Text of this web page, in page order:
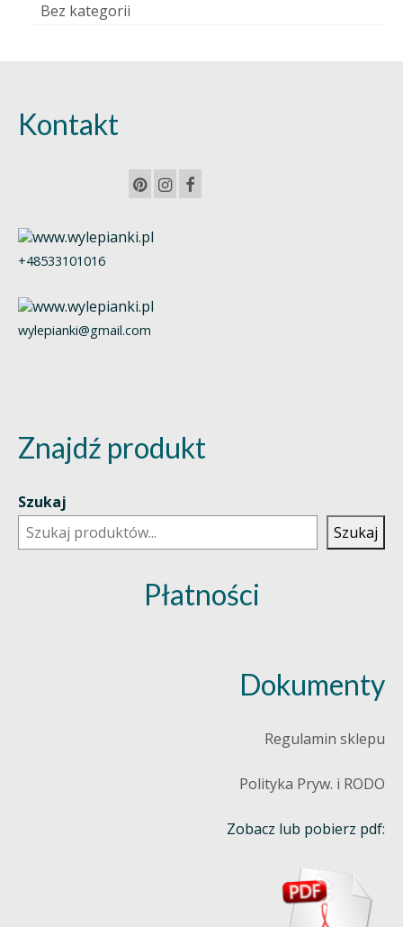
Bez kategorii
Kontakt
+48533101016
wylepianki@gmail.com
Znajdź produkt
Szukaj
Szukaj
Płatności
Dokumenty
Regulamin sklepu
Polityka Pryw. i RODO
Zobacz lub pobierz pdf: